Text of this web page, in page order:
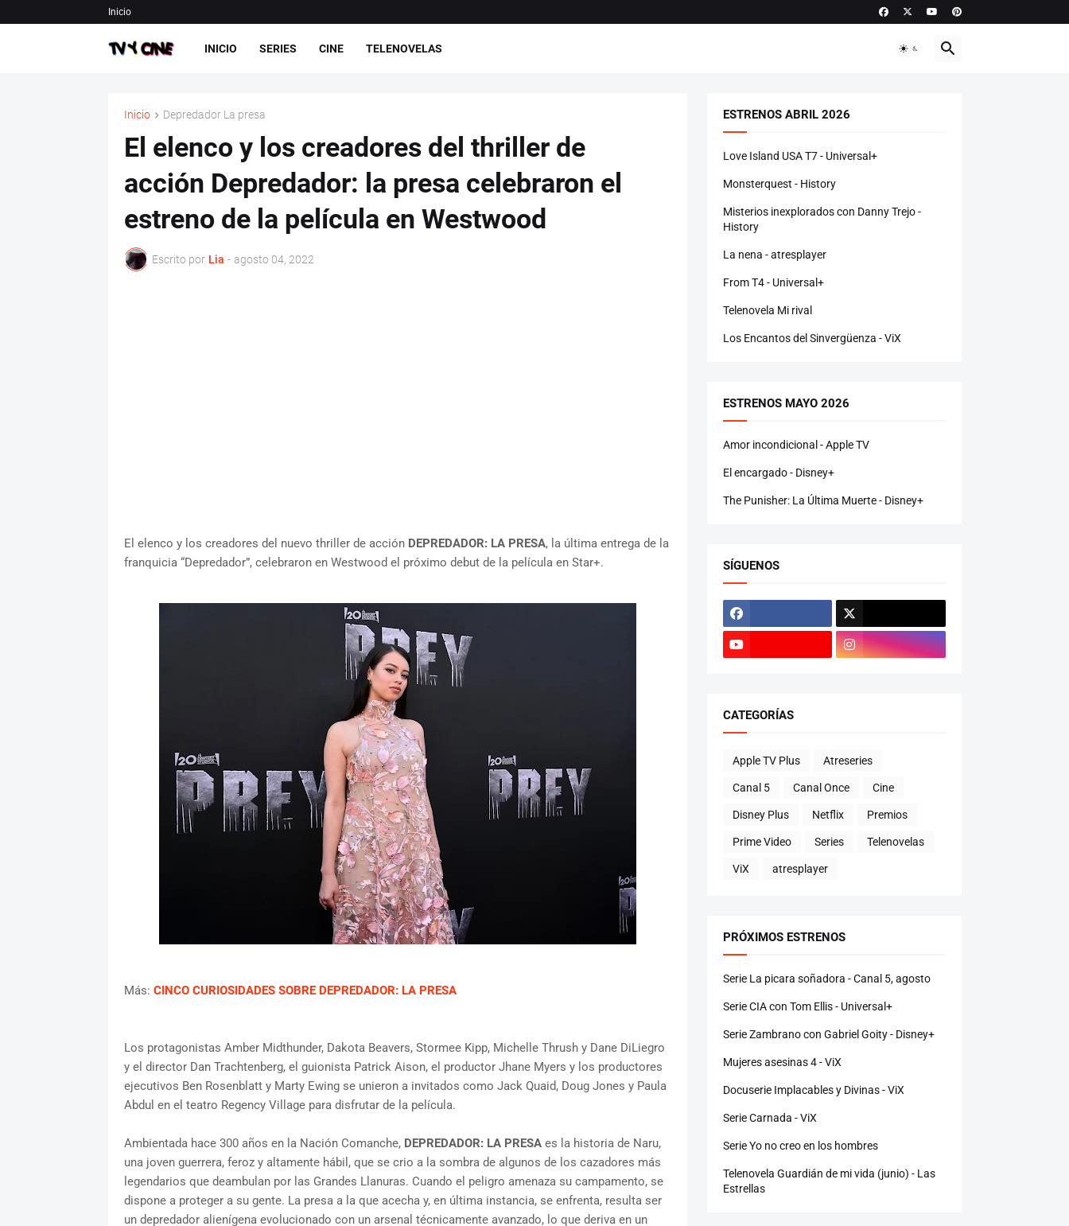
Inicio
INICIO SERIES CINE TELENOVELAS
Inicio Depredador La presa
El elenco y los creadores del thriller de
acción Depredador: la presa celebraron el
estreno de la película en Westwood
Escrito por Lia - agosto 04, 2022
El elenco y los creadores del nuevo thriller de acción DEPREDADOR: LA PRESA, la última entrega de la
franquicia “Depredador”, celebraron en Westwood el próximo debut de la película en Star+.
Más: CINCO CURIOSIDADES SOBRE DEPREDADOR: LA PRESA
Los protagonistas Amber Midthunder, Dakota Beavers, Stormee Kipp, Michelle Thrush y Dane DiLiegro
y el director Dan Trachtenberg, el guionista Patrick Aison, el productor Jhane Myers y los productores
ejecutivos Ben Rosenblatt y Marty Ewing se unieron a invitados como Jack Quaid, Doug Jones y Paula
Abdul en el teatro Regency Village para disfrutar de la película.
Ambientada hace 300 años en la Nación Comanche, DEPREDADOR: LA PRESAes la historia de Naru,
una joven guerrera, feroz y altamente hábil, que se crio a la sombra de algunos de los cazadores más
legendarios que deambulan por las Grandes Llanuras. Cuando el peligro amenaza su campamento, se
dispone a proteger a su gente. La presa a la que acecha y, en última instancia, se enfrenta, resulta ser
un depredador alienígena evolucionado con un arsenal técnicamente avanzado, lo que deriva en un
ESTRENOS ABRIL 2026
Love Island USA T7 - Universal+
Monsterquest - History
Misterios inexplorados con Danny Trejo -
History
La nena - atresplayer
From T4 - Universal+
Telenovela Mi rival
Los Encantos del Sinvergüenza - ViX
ESTRENOS MAYO 2026
Amor incondicional - Apple TV
El encargado - Disney+
The Punisher: La Última Muerte - Disney+
SÍGUENOS
CATEGORÍAS
Apple TV Plus Atreseries
Canal 5 Canal Once Cine
Disney Plus Netflix Premios
Prime Video Series Telenovelas
ViX atresplayer
PRÓXIMOS ESTRENOS
Serie La picara soñadora - Canal 5, agosto
Serie CIA con Tom Ellis - Universal+
Serie Zambrano con Gabriel Goity - Disney+
Mujeres asesinas 4 - ViX
Docuserie Implacables y Divinas - ViX
Serie Carnada - ViX
Serie Yo no creo en los hombres
Telenovela Guardián de mi vida (junio) - Las
Estrellas